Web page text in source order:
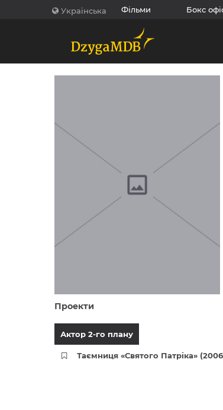
Українська Фільми Бокс
Проекти
Актор 2-го плану
Таємниця «Святого Патріка»